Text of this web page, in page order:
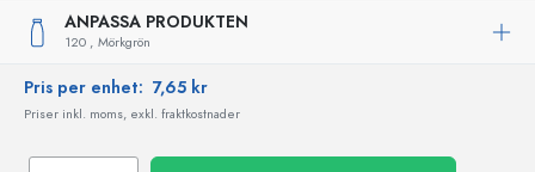
ANPASSA PRODUKTEN
120 , Mörkgrön
Pris per enhet: 7,65 kr
Priser inkl. moms, exkl. fraktkostnader